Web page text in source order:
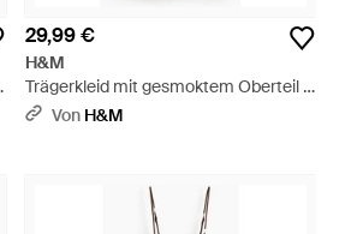
29,99 €
H&M
Trägerkleid mit gesmoktem Oberteil -
Schwarz
Von H&M